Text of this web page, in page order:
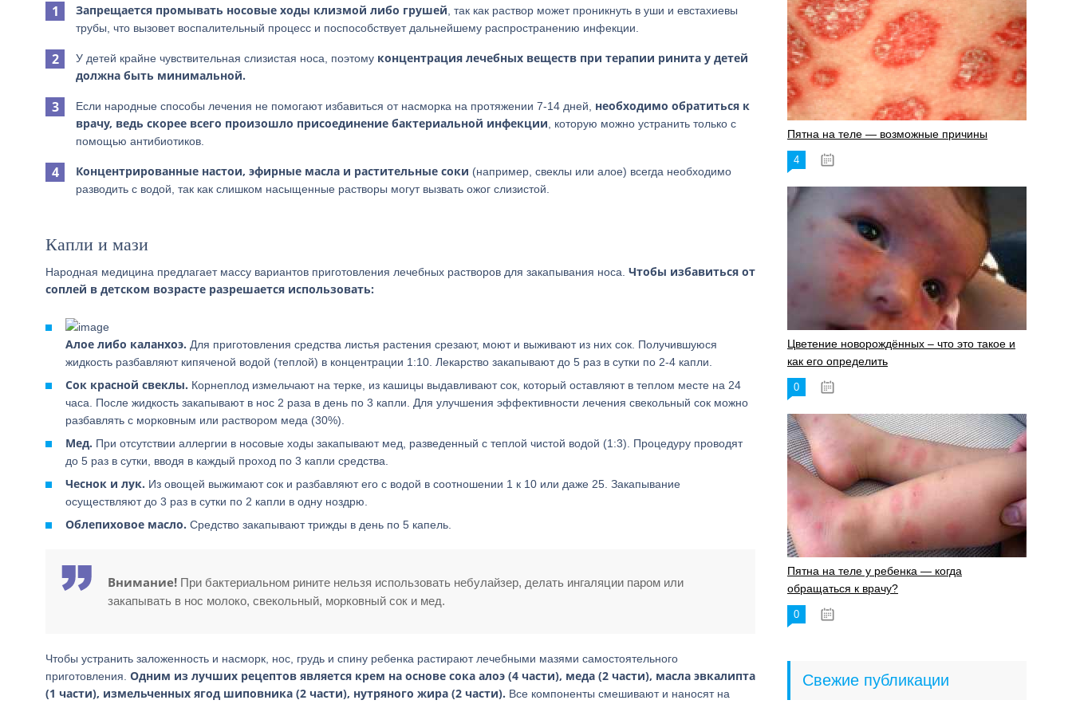
Запрещается промывать носовые ходы клизмой либо грушей , так как раствор может проникнуть в уши и евстахиевы
трубы, что вызовет воспалительный процесс и поспособствует дальнейшему распространению инфекции.
У детей крайне чувствительная слизистая носа, поэтому концентрация лечебных веществ при терапии ринита у детей
должна быть минимальной.
Если народные способы лечения не помогают избавиться от насморка на протяжении 7-14 дней, необходимо обратиться к
врачу, ведь скорее всего произошло присоединение бактериальной инфекции , которую можно устранить только с
помощью антибиотиков.
Концентрированные настои, эфирные масла и растительные соки (например, свеклы или алое) всегда необходимо
разводить с водой, так как слишком насыщенные растворы могут вызвать ожог слизистой.
Капли и мази
Народная медицина предлагает массу вариантов приготовления лечебных растворов для закапывания носа. Чтобы избавиться от
соплей в детском возрасте разрешается использовать:
Алое либо каланхоэ. Для приготовления средства листья растения срезают, моют и выживают из них сок. Получившуюся
жидкость разбавляют кипяченой водой (теплой) в концентрации 1:10. Лекарство закапывают до 5 раз в сутки по 2-4 капли.
Сок красной свеклы. Корнеплод измельчают на терке, из кашицы выдавливают сок, который оставляют в теплом месте на 24
часа. После жидкость закапывают в нос 2 раза в день по 3 капли. Для улучшения эффективности лечения свекольный сок можно
разбавлять с морковным или раствором меда (30%).
Мед. При отсутствии аллергии в носовые ходы закапывают мед, разведенный с теплой чистой водой (1:3). Процедуру проводят
до 5 раз в сутки, вводя в каждый проход по 3 капли средства.
Чеснок и лук. Из овощей выжимают сок и разбавляют его с водой в соотношении 1 к 10 или даже 25. Закапывание
осуществляют до 3 раз в сутки по 2 капли в одну ноздрю.
Облепиховое масло. Средство закапывают трижды в день по 5 капель.
Внимание! При бактериальном рините нельзя использовать небулайзер, делать ингаляции паром или
закапывать в нос молоко, свекольный, морковный сок и мед.
Чтобы устранить заложенность и насморк, нос, грудь и спину ребенка растирают лечебными мазями самостоятельного
приготовления. Одним из лучших рецептов является крем на основе сока алоэ (4 части), меда (2 части), масла эвкалипта
(1 части), измельченных ягод шиповника (2 части), нутряного жира (2 части). Все компоненты смешивают и наносят на
Пятна на теле — возможные причины
4
Цветение новорождённых – что это такое и
как его определить
0
Пятна на теле у ребенка — когда
обращаться к врачу?
0
Свежие публикации